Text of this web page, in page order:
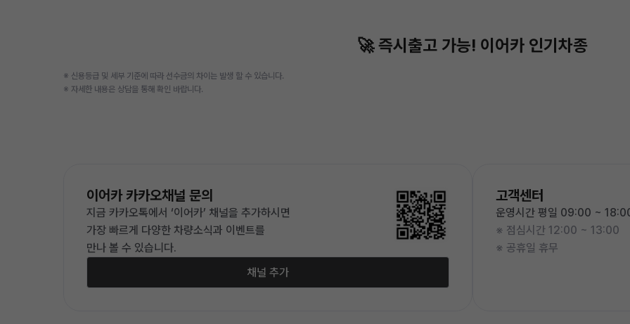
🚀 즉시출고 가능! 이어카 인기차종
※ 신용등급 및 세부 기준에 따라 선수금의 차이는 발생 할 수 있습니다.
※ 자세한 내용은 상담을 통해 확인 바랍니다.
이어카 카카오채널 문의
지금 카카오톡에서 ‘이어카’ 채널을 추가하시면
가장 빠르게 다양한 차량소식과 이벤트를
만나 볼 수 있습니다.
채널 추가
고객센터
운영시간 평일 09:00 ~
※ 점심시간 12:00 ~ 13:00
※ 공휴일 휴무